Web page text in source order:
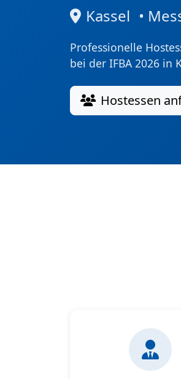
Kassel •
Professionelle
bei der IFBA 2026 in
Hostessen